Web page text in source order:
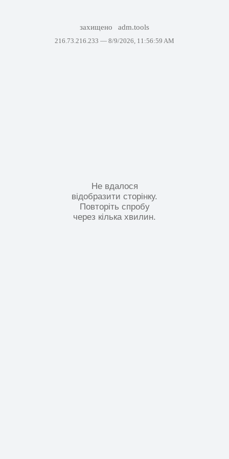
захищено adm.tools
216.73.216.233 — 8/9/2026, 11:56:59 AM
Не вдалося
відобразити сторінку.
Повторіть спробу
через кілька хвилин.